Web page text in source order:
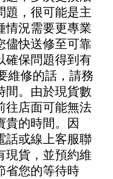
題，很可能是主
情況需要更專業
儘快送修至可靠
確保問題得到有
維修的話，請務
間。由於現貨數
往店面可能無法
貴的時間。因
話或線上客服聯
現貨，並預約維
省您的等待時